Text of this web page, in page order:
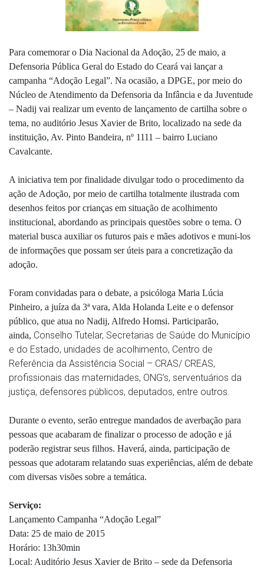
Para comemorar o Dia Nacional da Adoção, 25 de maio, a
Defensoria Pública Geral do Estado do Ceará vai lançar a
campanha “Adoção Legal”. Na ocasião, a DPGE, por meio do
Núcleo de Atendimento da Defensoria da Infância e da Juventude
– Nadij vai realizar um evento de lançamento de cartilha sobre o
tema, no auditório Jesus Xavier de Brito, localizado na sede da
instituição, Av. Pinto Bandeira, nº 1111 – bairro Luciano
Cavalcante.
A iniciativa tem por finalidade divulgar todo o procedimento da
ação de Adoção, por meio de cartilha totalmente ilustrada com
desenhos feitos por crianças em situação de acolhimento
institucional, abordando as principais questões sobre o tema. O
material busca auxiliar os futuros pais e mães adotivos e muni-los
de informações que possam ser úteis para a concretização da
adoção.
Foram convidadas para o debate, a psicóloga Maria Lúcia
Pinheiro, a juíza da 3ª vara, Alda Holanda Leite e o defensor
público, que atua no Nadij, Alfredo Homsi. Participarão,
ainda, Conselho Tutelar, Secretarias de Saúde do Município
e do Estado, unidades de acolhimento, Centro de
Referência da Assistência Social – CRAS/ CREAS,
profissionais das maternidades, ONG’s, serventuários da
justiça, defensores públicos, deputados, entre outros.
Durante o evento, serão entregue mandados de averbação para
pessoas que acabaram de finalizar o processo de adoção e já
poderão registrar seus filhos. Haverá, ainda, participação de
pessoas que adotaram relatando suas experiências, além de debate
com diversas visões sobre a temática.
Serviço:
Lançamento Campanha “Adoção Legal”
Data: 25 de maio de 2015
Horário: 13h30min
Local: Auditório Jesus Xavier de Brito – sede da Defensoria